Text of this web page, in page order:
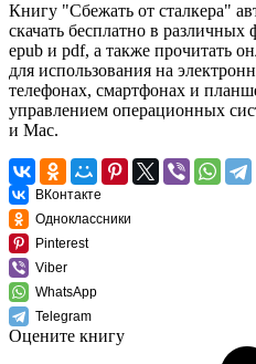
Книгу "Сбежать от сталкера"
скачать бесплатно в различных
epub и pdf, а также прочитать
для использования на
телефонах, смартфонах и
управлением операционных
и Mac.
ВКонтакте
Одноклассники
Pinterest
Viber
WhatsApp
Telegram
Оцените книгу